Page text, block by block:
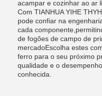
acampar e cozinhar ao ar
Com TIANHUA YIHE
pode confiar na
cada
de fogões de campo de
mercadoEscolha estes
ferro para o seu próximo
qualidade e o
conhecida.